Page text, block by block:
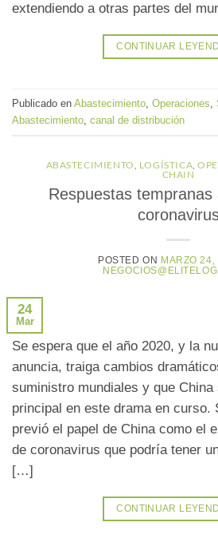
extendiendo a otras partes del
CONTINUAR
Publicado en Abastecimiento, Operaciones,
Abastecimiento, canal de distribución
ABASTECIMIENTO LOGÍSTICA ,
CHAIN
Respuestas tempranas
POSTED ON MARZO 24,
24
Mar
Se espera que el año 2020, y la
anuncia, traiga cambios
suministro mundiales y que China
principal en este drama en curso.
previó el papel de China como el
de coronavirus que podría tener
[…]
CONTINUAR